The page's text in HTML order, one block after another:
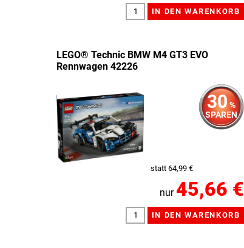
LEGO® Technic BMW M4 GT3 EVO
Rennwagen 42226
30 %
SPAREN
statt 64,99 €
nur 45,66 €